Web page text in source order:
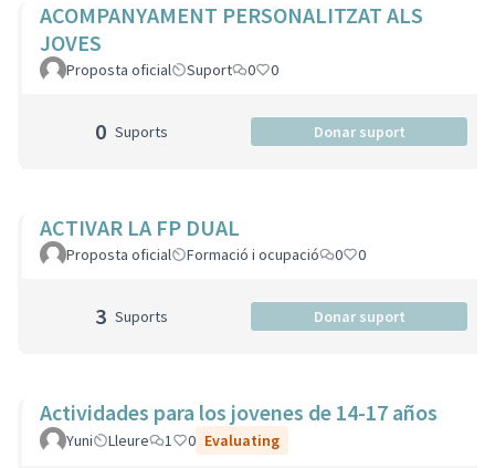
ACOMPANYAMENT PERSONALITZAT ALS
JOVES
Proposta oficial Suport 0 0
0 Suports Donar suport
ACTIVAR LA FP DUAL
Proposta oficial Formació i ocupació 0 0
3 Suports Donar suport
Actividades para los jovenes de 14-17 años
Yuni Lleure 1 0 Evaluating